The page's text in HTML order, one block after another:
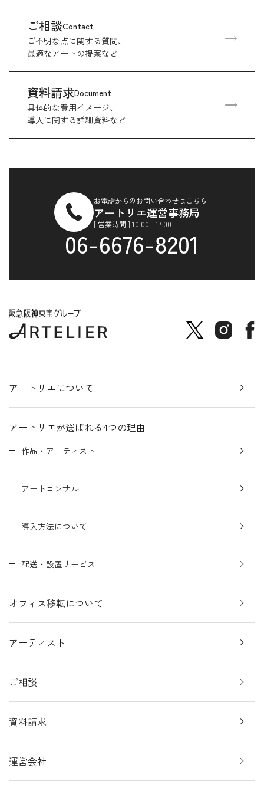
ご相談Contact
ご不明な点に関する質問、
最適なアートの提案など
資料請求Document
具体的な費用イメージ、
導入に関する詳細資料など
お電話からのお問い合わせはこちら
アートリエ運営事務局
[ 営業時間 ] 10:00 - 17:00
06-6676-8201
アートリエについて
アートリエが選ばれる4つの理由
作品・アーティスト
アートコンサル
導入方法について
配送・設置サービス
オフィス移転について
アーティスト
ご相談
資料請求
運営会社